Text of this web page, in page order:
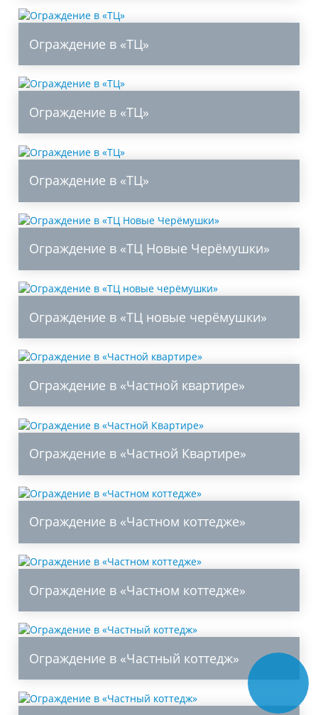
Ограждение в «ТЦ»
Ограждение в «ТЦ»
Ограждение в «ТЦ»
Ограждение в «ТЦ Новые Черёмушки»
Ограждение в «ТЦ новые черёмушки»
Ограждение в «Частной квартире»
Ограждение в «Частной Квартире»
Ограждение в «Частном коттедже»
Ограждение в «Частном коттедже»
Ограждение в «Частный коттедж»